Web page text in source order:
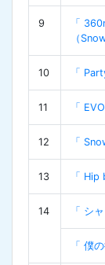
9
「
（
10 「
11 「
12 「
13 「
14 「 シ
「 僕